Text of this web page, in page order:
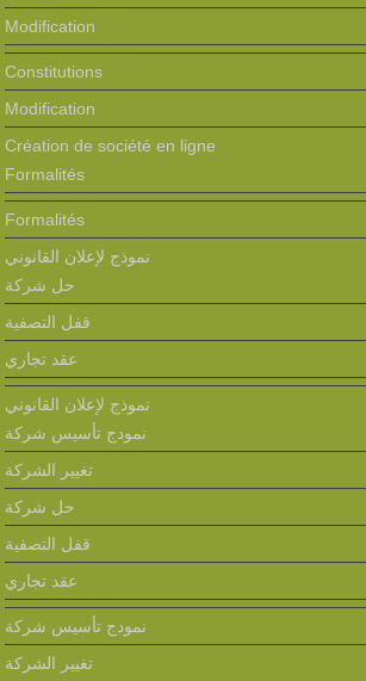
Modification
Constitutions
Modification
Création de société en ligne
Formalités
Formalités
نموذج لإعلان القانوني
حل شركة
قفل التصفية
عقد تجاري
نموذج لإعلان القانوني
نمودج تأسيس شركة
تغيير الشركة
حل شركة
قفل التصفية
عقد تجاري
نمودج تأسيس شركة
تغيير الشركة